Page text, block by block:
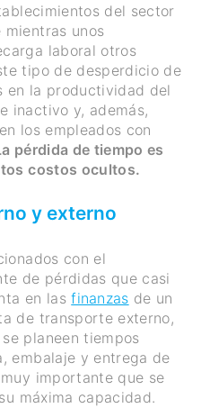
del sector
mientras unos
laboral otros
tipo de desperdicio de
en la productividad del
inactivo y, además,
los empleados con
pérdida de tiempo es
costos ocultos.
y externo
con el
de pérdidas que casi
en lasfinanzas de un
de transporte externo,
planeen tiempos
embalaje y entrega de
importante que se
máxima capacidad.